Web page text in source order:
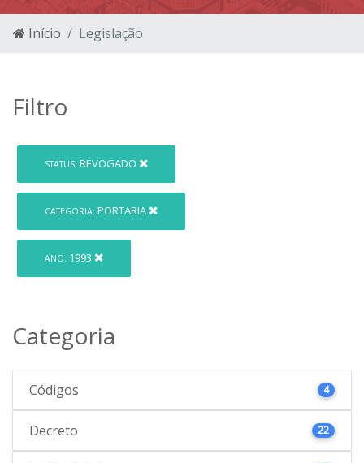
Início Legislação
Filtro
STATUS: REVOGADO
CATEGORIA: PORTARIA
ANO: 1993
Categoria
Códigos 4
Decreto 22